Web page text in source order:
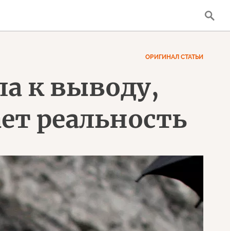
ОРИГИНАЛ СТАТЬИ
к выводу,
реальность